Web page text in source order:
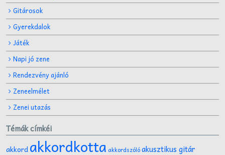
Gitárosok
Gyerekdalok
Játék
Napi jó zene
Rendezvény ajánló
Zeneelmélet
Zenei utazás
Témák címkéi
akkordakkordkotta akkordszólóakusztikus gitár